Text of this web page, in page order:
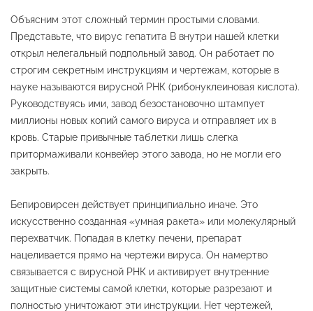
Объясним этот сложный термин простыми словами.
Представьте, что вирус гепатита B внутри нашей клетки
открыл нелегальный подпольный завод. Он работает по
строгим секретным инструкциям и чертежам, которые в
науке называются вирусной РНК (рибонуклеиновая кислота).
Руководствуясь ими, завод безостановочно штампует
миллионы новых копий самого вируса и отправляет их в
кровь. Старые привычные таблетки лишь слегка
притормаживали конвейер этого завода, но не могли его
закрыть.
Бепировирсен действует принципиально иначе. Это
искусственно созданная «умная ракета» или молекулярный
перехватчик. Попадая в клетку печени, препарат
нацеливается прямо на чертежи вируса. Он намертво
связывается с вирусной РНК и активирует внутренние
защитные системы самой клетки, которые разрезают и
полностью уничтожают эти инструкции. Нет чертежей,